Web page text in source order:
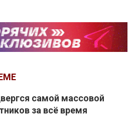
самой массовой
за всё время